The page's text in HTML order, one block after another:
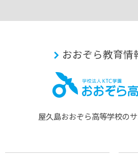
おおぞら教育情
屋久島おおぞら⾼等学校のサ